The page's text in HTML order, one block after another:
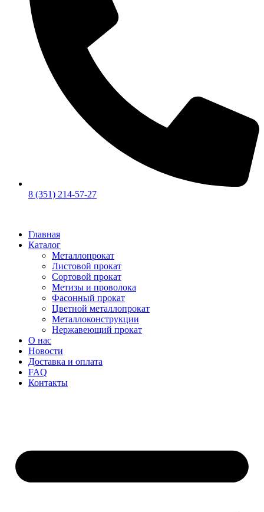
8 (351) 214-57-27
Главная
Каталог
Металлопрокат
Листовой прокат
Сортовой прокат
Метизы и проволока
Фасонный прокат
Цветной металлопрокат
Металлоконструкции
Нержавеющий прокат
О нас
Новости
Доставка и оплата
FAQ
Контакты